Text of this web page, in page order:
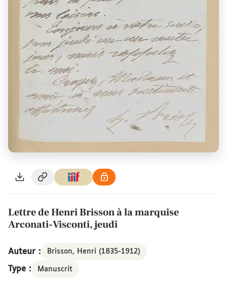
Lettre de Henri Brisson à la marquise
Arconati-Visconti, jeudi
Auteur : Brisson, Henri (1835-1912)
Type : Manuscrit